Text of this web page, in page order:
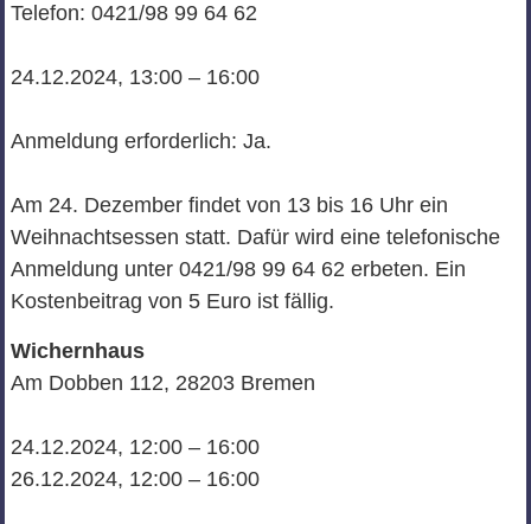
Telefon: 0421/98 99 64 62
24.12.2024, 13:00 – 16:00
Anmeldung erforderlich: Ja.
Am 24. Dezember findet von 13 bis 16 Uhr ein
Weihnachtsessen statt. Dafür wird eine telefonische
Anmeldung unter 0421/98 99 64 62 erbeten. Ein
Kostenbeitrag von 5 Euro ist fällig.
Wichernhaus
Am Dobben 112, 28203 Bremen
24.12.2024, 12:00 – 16:00
26.12.2024, 12:00 – 16:00